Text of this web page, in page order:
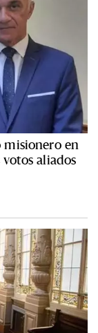
en
aliados